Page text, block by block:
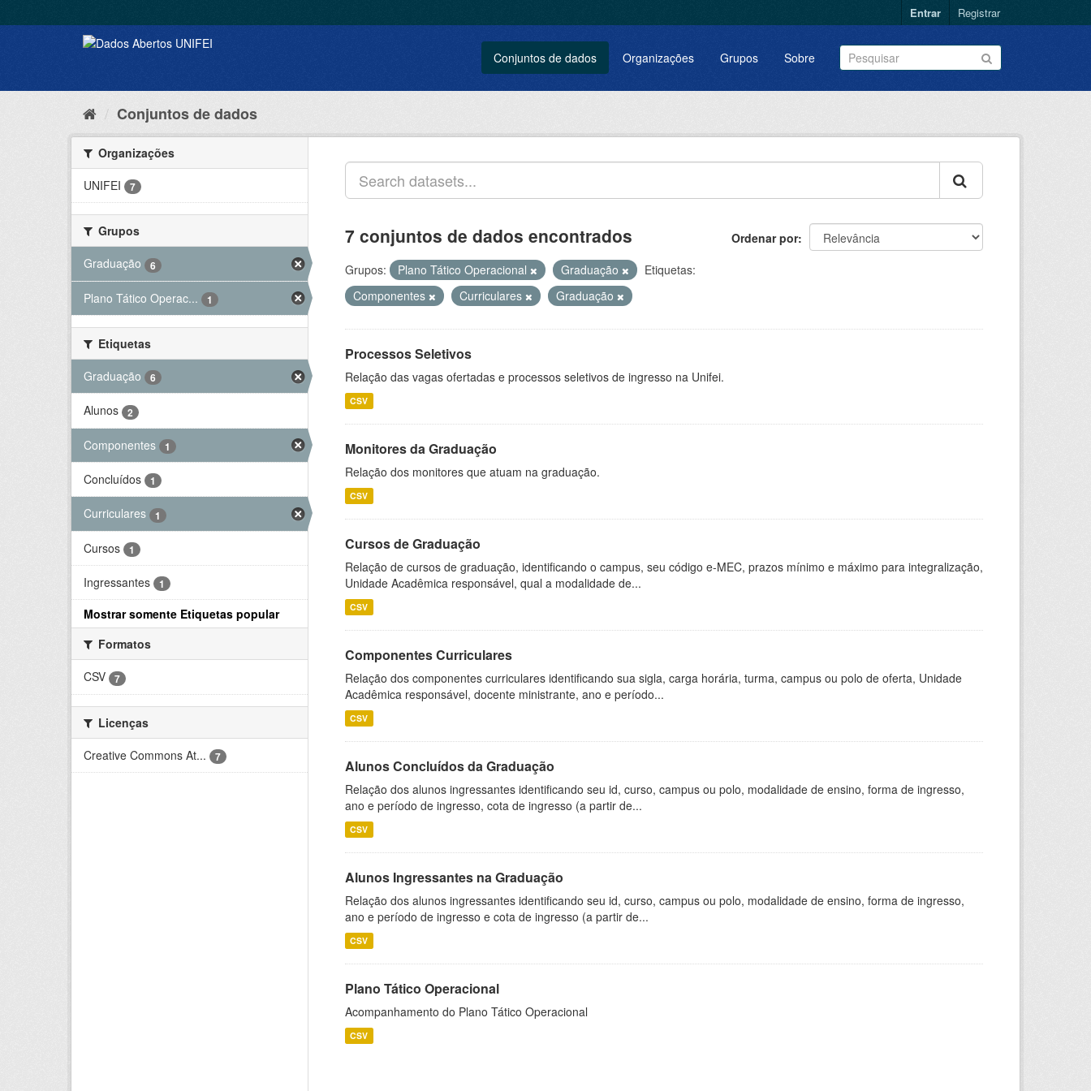
Entrar Registrar
Conjuntos de dados Organizações Grupos Sobre
Conjuntos de dados
Organizações
UNIFEI
7
Grupos
Graduação
6
Plano Tático Operac... 1
Etiquetas
Graduação
6
Alunos 2
Componentes 1
Concluídos 1
Curriculares 1
Cursos 1
Ingressantes 1
Mostrar somente Etiquetas popular
Formatos
CSV
7
Licenças
Creative Commons At...
7
Ordenar por
7 conjuntos de dados encontrados
Grupos: Plano Tático Operacional Graduação
Etiquetas:
Componentes
Curriculares Graduação
Processos Seletivos
Relação das vagas ofertadas e processos seletivos de ingresso na Unifei.
CSV
Monitores da Graduação
Relação dos monitores que atuam na graduação.
CSV
Cursos de Graduação
Relação de cursos de graduação, identificando o campus, seu código e-MEC, prazos mínimo e máximo para integralização,
Unidade Acadêmica responsável, qual a modalidade de...
CSV
Componentes Curriculares
Relação dos componentes curriculares identificando sua sigla, carga horária, turma, campus ou polo de oferta, Unidade
Acadêmica responsável, docente ministrante, ano e período...
CSV
Alunos Concluídos da Graduação
Relação dos alunos ingressantes identificando seu id, curso, campus ou polo, modalidade de ensino, forma de ingresso,
ano e período de ingresso, cota de ingresso (a partir de...
CSV
Alunos Ingressantes na Graduação
Relação dos alunos ingressantes identificando seu id, curso, campus ou polo, modalidade de ensino, forma de ingresso,
ano e período de ingresso e cota de ingresso (a partir de...
CSV
Plano Tático Operacional
Acompanhamento do Plano Tático Operacional
CSV